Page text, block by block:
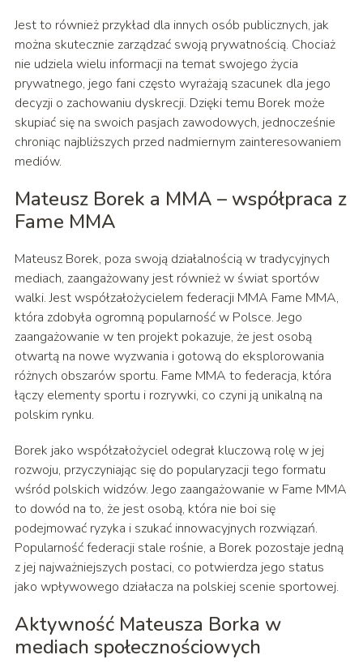
Jest to również przykład dla innych osób publicznych, jak
można skutecznie zarządzać swoją prywatnością. Chociaż
nie udziela wielu informacji na temat swojego życia
prywatnego, jego fani często wyrażają szacunek dla jego
decyzji o zachowaniu dyskrecji. Dzięki temu Borek może
skupiać się na swoich pasjach zawodowych, jednocześnie
chroniąc najbliższych przed nadmiernym zainteresowaniem
mediów.
Mateusz Borek a MMA – współpraca z
Fame MMA
Mateusz Borek, poza swoją działalnością w tradycyjnych
mediach, zaangażowany jest również w świat sportów
walki. Jest współzałożycielem federacji MMA Fame MMA,
która zdobyła ogromną popularność w Polsce. Jego
zaangażowanie w ten projekt pokazuje, że jest osobą
otwartą na nowe wyzwania i gotową do eksplorowania
różnych obszarów sportu. Fame MMA to federacja, która
łączy elementy sportu i rozrywki, co czyni ją unikalną na
polskim rynku.
Borek jako współzałożyciel odegrał kluczową rolę w jej
rozwoju, przyczyniając się do popularyzacji tego formatu
wśród polskich widzów. Jego zaangażowanie w Fame MMA
to dowód na to, że jest osobą, która nie boi się
podejmować ryzyka i szukać innowacyjnych rozwiązań.
Popularność federacji stale rośnie, a Borek pozostaje jedną
z jej najważniejszych postaci, co potwierdza jego status
jako wpływowego działacza na polskiej scenie sportowej.
Aktywność Mateusza Borka w
mediach społecznościowych